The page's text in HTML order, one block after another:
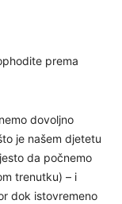
prema
dovoljno
je našem djetetu
da počnemo
trenutku) – i
dok istovremeno